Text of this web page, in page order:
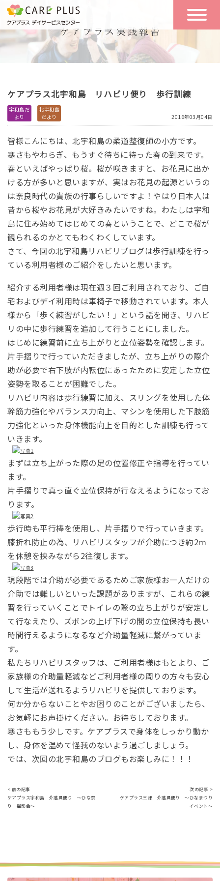
こんな方に
おすすめ
一日の流れ
一日体験
空き状況
リクルート
体験希望
ケアプラス北宇和島 リハビリ便り 歩行訓練
宇和島だ
より
北宇和島
だより
2016年03月04日
皆様こんにちは、北宇和島の柔道整復師の小方です。
寒さもやわらぎ、もうすぐ待ちに待った春の到来です。
春といえばやっぱり桜。桜が咲きますと、お花見に出か
ける方が多いと思いますが、実はお花見の起源というの
は奈良時代の貴族の行事らしいですよ！やはり日本人は
昔から桜やお花見が大好きみたいですね。わたしは宇和
島に住み始めてはじめての春ということで、どこで桜が
観られるのかとてもわくわくしています。
さて、今回の北宇和島リハビリブログは歩行訓練を行っ
ている利用者様のご紹介をしたいと思います。
紹介する利用者様は現在週３回ご利用されており、ご自
宅およびデイ利用時は車椅子で移動されています。本人
様から「歩く練習がしたい！」という話を聞き、リハビ
リの中に歩行練習を追加して行うことにしました。
はじめに練習前に立ち上がりと立位姿勢を確認します。
片手摺りで行っていただきましたが、立ち上がりの際介
助が必要で右下肢が内転位にあったために安定した立位
姿勢を取ることが困難でした。
リハビリ内容は歩行練習に加え、スリングを使用した体
幹筋力強化やバランス力向上、マシンを使用した下肢筋
力強化といった身体機能向上を目的とした訓練も行って
いきます。
まずは立ち上がった際の足の位置修正や指導を行ってい
ます。
片手摺りで真っ直ぐ立位保持が行なえるようになってお
ります。
歩行時も平行棒を使用し、片手摺りで行っていきます。
膝折れ防止の為、リハビリスタッフが介助につき約2ｍ
を休憩を挟みながら2往復します。
現段階では介助が必要であるためご家族様お一人だけの
介助では難しいといった課題がありますが、これらの練
習を行っていくことでトイレの際の立ち上がりが安定し
て行なえたり、ズボンの上げ下げの間の立位保持も長い
時間行えるようになるなど介助量軽減に繋がっていま
す。
私たちリハビリスタッフは、ご利用者様はもとより、ご
家族様の介助量軽減などご利用者様の周りの方々も安心
して生活が送れるようリハビリを提供しております。
何か分からないことやお困りのことがございましたら、
お気軽にお声掛けください。お待ちしております。
寒さももう少しです。ケアプラスで身体をしっかり動か
し、身体を温めて怪我のないよう過ごしましょう。
では、次回の北宇和島のブログもお楽しみに！！！
< 前の記事
ケアプラス宇和島 介護員便り ～ひな祭
り 撮影会～
次の記事 >
ケアプラス三津 介護員便り ～ひなまつり
イベント～